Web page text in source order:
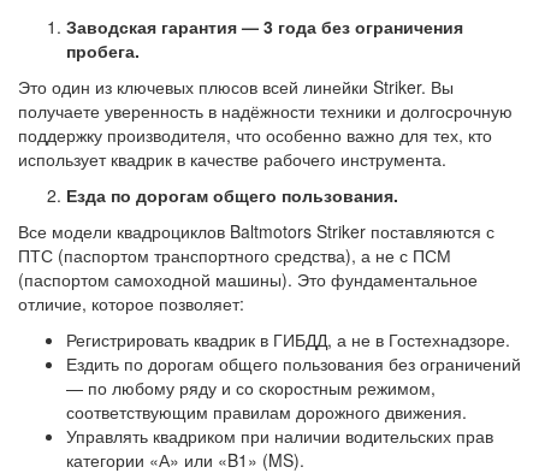
Заводская гарантия — 3 года без ограничения
пробега.
Это один из ключевых плюсов всей линейки Striker. Вы
получаете уверенность в надёжности техники и долгосрочную
поддержку производителя, что особенно важно для тех, кто
использует квадрик в качестве рабочего инструмента.
Езда по дорогам общего пользования.
Все модели квадроциклов Baltmotors Striker поставляются с
ПТС (паспортом транспортного средства), а не с ПСМ
(паспортом самоходной машины). Это фундаментальное
отличие, которое позволяет:
Регистрировать квадрик в ГИБДД, а не в Гостехнадзоре.
Ездить по дорогам общего пользования без ограничений
— по любому ряду и со скоростным режимом,
соответствующим правилам дорожного движения.
Управлять квадриком при наличии водительских прав
категории «А» или «B1» (MS).